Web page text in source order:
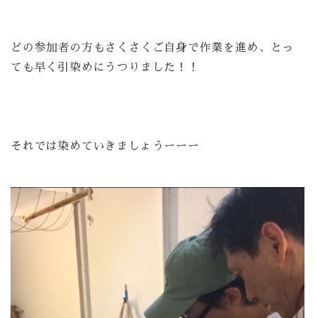
どの参加者の方もさくさくご自身で作業を進め、とっ
ても早く引染めにうつりました！！
それでは染めていきましょうーーー